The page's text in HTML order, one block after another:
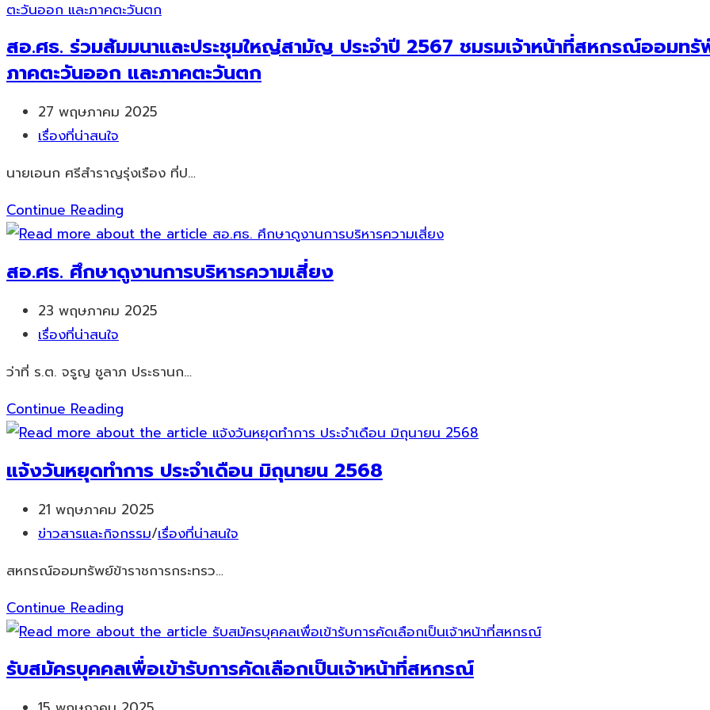
สอ.ศธ. ร่วมสัมมนาและประชุมใหญ่สามัญ ประจำปี 2567 ชมรมเจ้าหน้าที่สหกรณ์ออมทรั
ภาคตะวันออก และภาคตะวันตก
Post
published:
27 พฤษภาคม 2025
Post
เรื่องที่น่าสนใจ
นายเอนก ศรีสำราญรุ่งเรือง ที่ป…
Continue Reading
ร่วม
และ
ประชุม
ประจำ
2567
เจ้า
สหกรณ์
ออม
ทรัพ์
ภาค
ตะวัน
ออก
สอ.ศธ. ศึกษาดูงานการบริหารความเสี่ยง
Post
published:
23 พฤษภาคม 2025
Post
เรื่องที่น่าสนใจ
ว่าที่ ร.ต. จรูญ ชูลาภ ประธานก…
Continue Reading
ศึกษา
งานการ
บริหาร
ความ
แจ้งวันหยุดทำการ ประจำเดือน มิถุนายน 2568
Post
published:
21 พฤษภาคม 2025
Post
ข่าวสารและกิจกรรม/เรื่องที่น่าสนใจ
สหกรณ์ออมทรัพย์ข้าราชการกระทรว…
Continue Reading
วัน
หยุด
ทำการ
ประจำ
รับสมัครบุคคลเพื่อเข้ารับการคัดเลือกเป็นเจ้าหน้าที่สหกรณ์